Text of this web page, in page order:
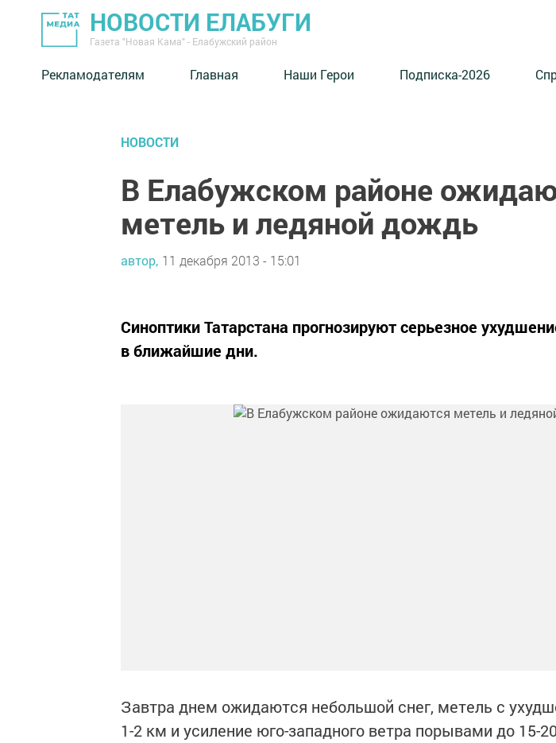
НОВОСТИ ЕЛАБУГИ
Газета "Новая Кама" - Елабужский район
Рекламодателям Главная Наши Герои Подписка-2026
НОВОСТИ
В Елабужском районе
метель и ледяной дождь
автор, 11 декабря 2013 - 15:01
Синоптики Татарстана прогнозируют серьезное
в ближайшие дни.
Завтра днем ожидаются небольшой снег, метель с
1-2 км и усиление юго-западного ветра порывами до 15-